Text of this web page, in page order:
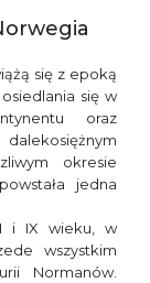
się z epoką
się w
oraz
okresie
jedna
i IX wieku, w
wszystkim
Normanów.